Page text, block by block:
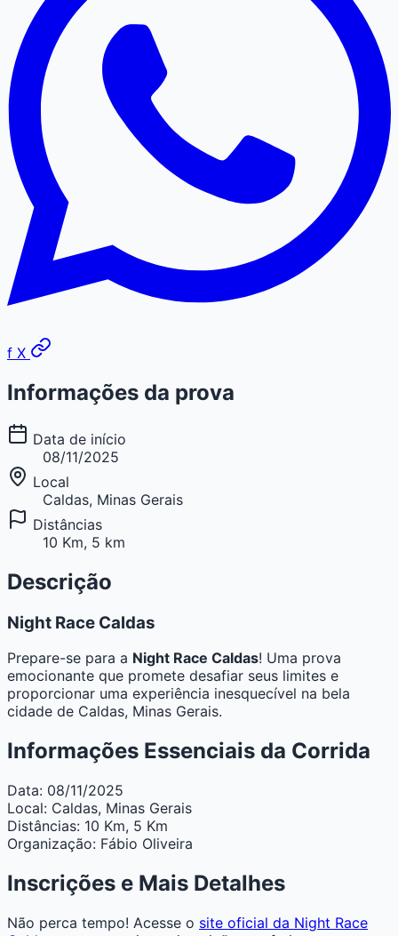
f X
Informações da prova
Data de início
08/11/2025
Local
Caldas, Minas Gerais
Distâncias
10 Km, 5 km
Descrição
Night Race Caldas
Prepare-se para a Night Race Caldas! Uma prova
emocionante que promete desafiar seus limites e
proporcionar uma experiência inesquecível na bela
cidade de Caldas, Minas Gerais.
Informações Essenciais da Corrida
Data: 08/11/2025
Local: Caldas, Minas Gerais
Distâncias: 10 Km, 5 Km
Organização: Fábio Oliveira
Inscrições e Mais Detalhes
Não perca tempo! Acesse o site oficial da Night Race